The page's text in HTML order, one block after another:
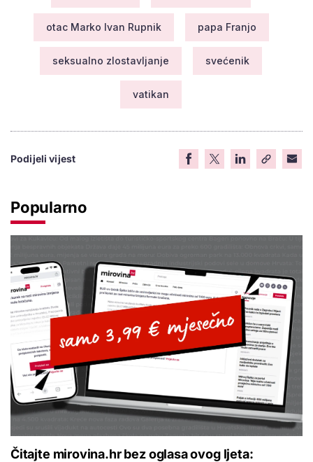
otac Marko Ivan Rupnik papa Franjo
seksualno zlostavljanje svećenik
vatikan
Podijeli vijest
Popularno
Čitajte mirovina.hr bez oglasa ovog ljeta: